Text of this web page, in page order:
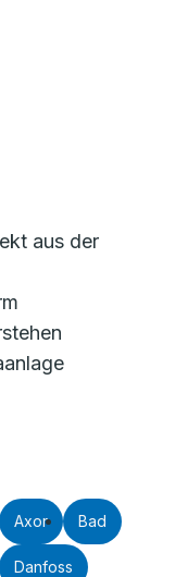
aus der
Axor Bad
Danfoss